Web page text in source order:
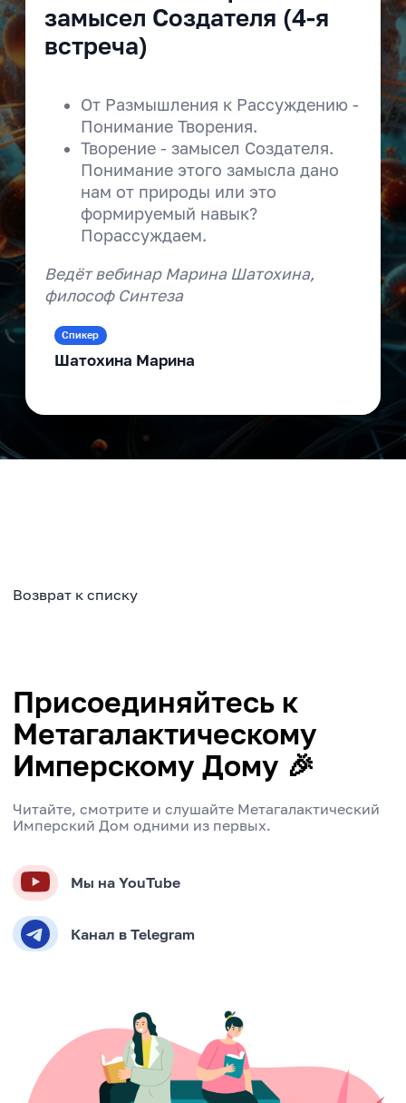
замысел Создателя (4-я
встреча)
От Размышления к Рассуждению -
Понимание Творения.
Творение - замысел Создателя.
Понимание этого замысла дано
нам от природы или это
формируемый навык?
Порассуждаем.
Ведёт вебинар Марина Шатохина,
философ Синтеза
Спикер
Шатохина Марина
Возврат к списку
Присоединяйтесь к
Метагалактическому
Имперскому Дому 🎉
Читайте, смотрите и слушайте Метагалактический
Имперский Дом одними из первых.
Мы на YouTube
Канал в Telegram